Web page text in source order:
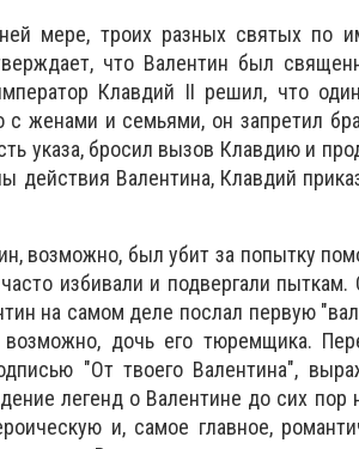
мере, троих разных святых по
что Валентин был
Клавдий II решил, что
женами и семьями, он запретил
указа, бросил вызов Клавдию и
Валентина, Клавдий
возможно, был убит за попытку
избивали и подвергали пыткам.
на самом деле послал первую
дочь его тюремщика.
"От твоего Валентина",
легенд о Валентине до сих пор
и, самое главное,